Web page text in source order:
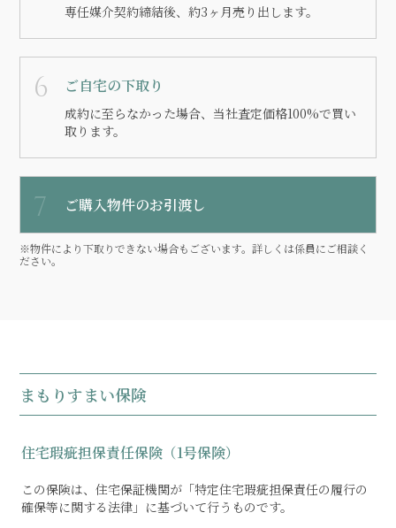
専任媒介契約締結後、約3ヶ月売り出します。
ご自宅の下取り
成約に至らなかった場合、当社査定価格100%で買い
取ります。
ご購入物件のお引渡し
※物件により下取りできない場合もございます。詳しくは係員にご相談く
ださい。
まもりすまい保険
住宅瑕疵担保責任保険（1号保険）
この保険は、住宅保証機関が「特定住宅瑕疵担保責任の履行の
確保等に関する法律」に基づいて行うものです。